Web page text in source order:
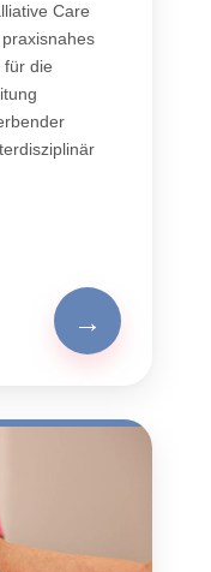
Care
für die
→